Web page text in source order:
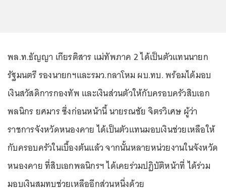
พล.ท.ธัญญา เกียรติสาร แม่ทัพภาค 2 ได้เป็นตัวแทนนายก
รัฐมนตรี รองนายกฯและรมว.กลาโหม ผบ.ทบ. พร้อมได้มอบ
เงินสวัสดิการกองทัพ และเงินส่วนตัวให้กับครอบครัวสิบเอก
พลนิกร ยศมาร ซึ่งก่อนหน้านี้ นายรณชัย จิตรวิเศษ ผู้ว่า
ราชการจังหวัดหนองคาย ได้เป็นตัวแทนมอบเงินช่วยเหลือให้
กับครอบครัวในเบื้องต้นแล้ว จากนั้นหลายหน่วยงานในจังหวัด
หนองคาย ที่สิบเอกพลนิกรฯ ได้เคยร่วมปฏิบัติหน้าที่ ได้ร่วม
มอบเงินสมทบช่วยเหลืออีกส่วนหนึ่งด้วย